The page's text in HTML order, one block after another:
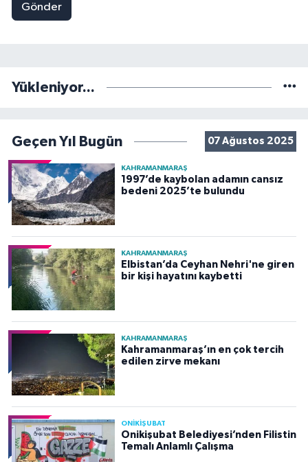
Gönder
Yükleniyor...
Geçen Yıl Bugün 07 Ağustos 2025
KAHRAMANMARAŞ
1997’de kaybolan adamın cansız
bedeni 2025’te bulundu
KAHRAMANMARAŞ
Elbistan’da Ceyhan Nehri'ne giren
bir kişi hayatını kaybetti
KAHRAMANMARAŞ
Kahramanmaraş’ın en çok tercih
edilen zirve mekanı
ONİKİŞUBAT
Onikişubat Belediyesi’nden Filistin
Temalı Anlamlı Çalışma